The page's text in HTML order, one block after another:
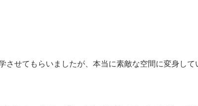
させてもらいましたが、本当に素敵な空間に変身して